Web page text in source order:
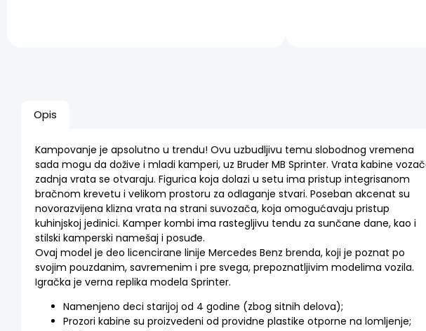
Opis
Kampovanje je apsolutno u trendu! Ovu uzbudljivu temu slobodnog vremena
sada mogu da dožive i mladi kamperi, uz Bruder MB Sprinter. Vrata kabine
zadnja vrata se otvaraju. Figurica koja dolazi u setu ima pristup integrisanom
bračnom krevetu i velikom prostoru za odlaganje stvari. Poseban akcenat su
novorazvijena klizna vrata na strani suvozača, koja omogućavaju pristup
kuhinjskoj jedinici. Kamper kombi ima rastegljivu tendu za sunčane dane, kao i
stilski kamperski namešaj i posuđe.
Ovaj model je deo licencirane linije Mercedes Benz brenda, koji je poznat po
svojim pouzdanim, savremenim i pre svega, prepoznatljivim modelima vozila.
Igračka je verna replika modela Sprinter.
Namenjeno deci starijoj od 4 godine (zbog sitnih delova);
Prozori kabine su proizvedeni od providne plastike otporne na lomljenje;